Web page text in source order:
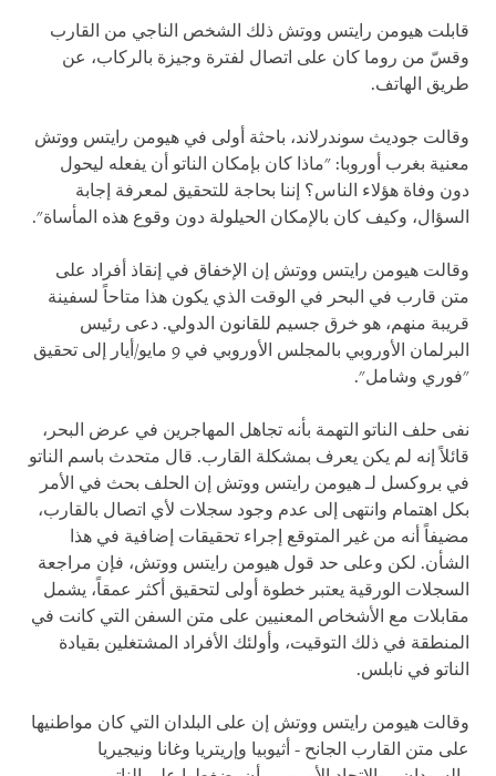
قابلت هيومن رايتس ووتش ذلك الشخص الناجي من القارب
وقسّ من روما كان على اتصال لفترة وجيزة بالركاب، عن
طريق الهاتف.
وقالت جوديث سوندرلاند، باحثة أولى في هيومن رايتس ووتش
معنية بغرب أوروبا: "ماذا كان بإمكان الناتو أن يفعله ليحول
دون وفاة هؤلاء الناس؟ إننا بحاجة للتحقيق لمعرفة إجابة
السؤال، وكيف كان بالإمكان الحيلولة دون وقوع هذه المأساة".
وقالت هيومن رايتس ووتش إن الإخفاق في إنقاذ أفراد على
متن قارب في البحر في الوقت الذي يكون هذا متاحاً لسفينة
قريبة منهم، هو خرق جسيم للقانون الدولي. دعى رئيس
البرلمان الأوروبي بالمجلس الأوروبي في 9 مايو/أيار إلى تحقيق
"فوري وشامل".
نفى حلف الناتو التهمة بأنه تجاهل المهاجرين في عرض البحر،
قائلاً إنه لم يكن يعرف بمشكلة القارب. قال متحدث باسم الناتو
في بروكسل لـ هيومن رايتس ووتش إن الحلف بحث في الأمر
بكل اهتمام وانتهى إلى عدم وجود سجلات لأي اتصال بالقارب،
مضيفاً أنه من غير المتوقع إجراء تحقيقات إضافية في هذا
الشأن. لكن وعلى حد قول هيومن رايتس ووتش، فإن مراجعة
السجلات الورقية يعتبر خطوة أولى لتحقيق أكثر عمقاً، يشمل
مقابلات مع الأشخاص المعنيين على متن السفن التي كانت في
المنطقة في ذلك التوقيت، وأولئك الأفراد المشتغلين بقيادة
الناتو في نابلس.
وقالت هيومن رايتس ووتش إن على البلدان التي كان مواطنيها
على متن القارب الجانح - أثيوبيا وإريتريا وغانا ونيجيريا